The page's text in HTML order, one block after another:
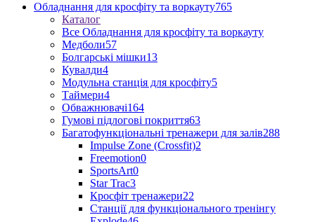
Обладнання для кросфіту та воркауту765
Каталог
Все Обладнання для кросфіту та воркауту
Медболи57
Болгарські мішки13
Кувалди4
Модульна станція для кросфіту5
Таймери4
Обважнювачі164
Гумові підлогові покриття63
Багатофункціональні тренажери для залів288
Impulse Zone (Crossfit)2
Freemotion0
SportsArt0
Star Trac3
Кросфіт тренажери22
Станції для функціонального тренінгу